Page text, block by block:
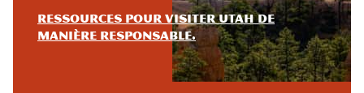
Ressources pour visiter Utah de
manière responsable.